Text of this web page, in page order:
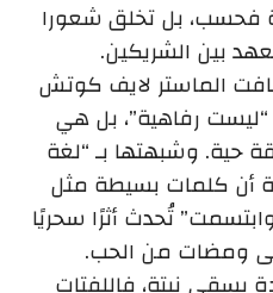
فحسب، بل تخلق شعورا
بين الشريكين.
الماستر لايف كوتش
رفاهية”، بل هي
حية. وشبهتها بـ “لغة
أن كلمات بسيطة مثل
تُحدث أثرًا سحريًا
ومضات من الحب.